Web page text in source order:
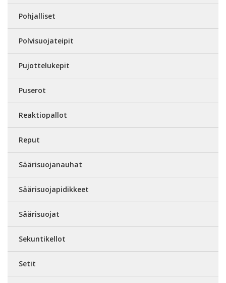
Pohjalliset
Polvisuojateipit
Pujottelukepit
Puserot
Reaktiopallot
Reput
Säärisuojanauhat
Säärisuojapidikkeet
Säärisuojat
Sekuntikellot
Setit